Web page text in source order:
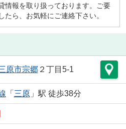
情報を取り扱っております。ご要
ら、お気軽にご連絡下さい。
原市宗郷２丁目5-1
「 三原」駅 徒歩38分